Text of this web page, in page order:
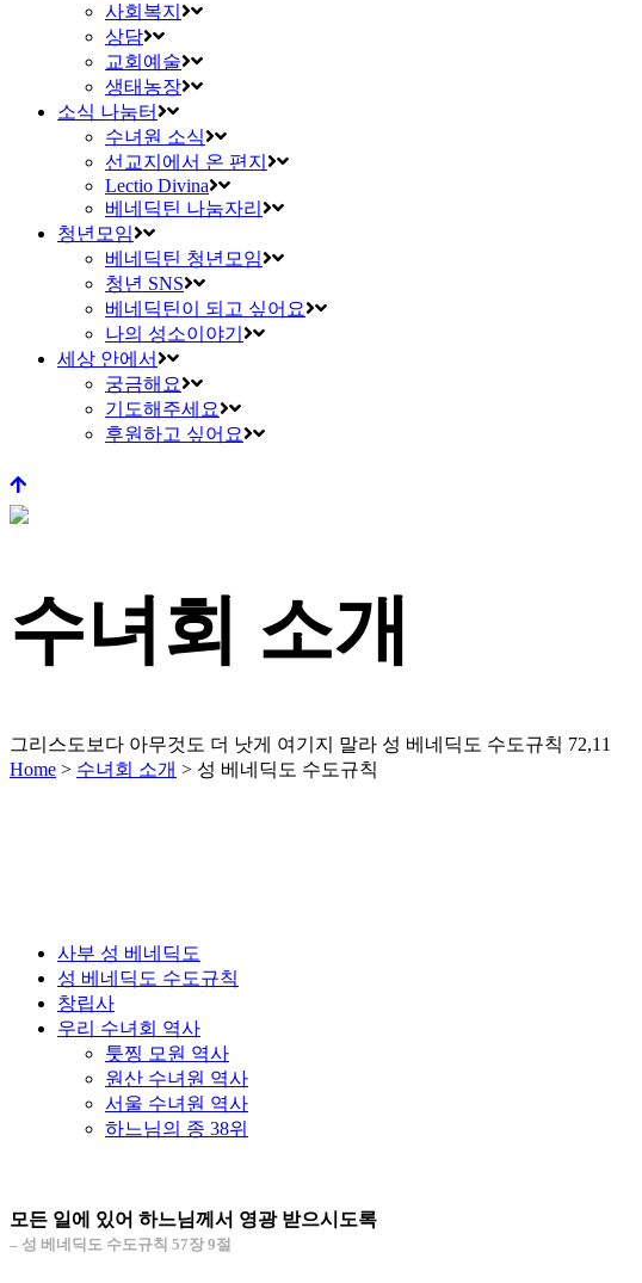
사회복지
상담
교회예술
생태농장
소식 나눔터
수녀원 소식
선교지에서 온 편지
Lectio Divina
베네딕틴 나눔자리
청년모임
베네딕틴 청년모임
청년 SNS
베네딕틴이 되고 싶어요
나의 성소이야기
세상 안에서
궁금해요
기도해주세요
후원하고 싶어요
수녀회 소개
그리스도보다 아무것도 더 낫게 여기지 말라 성 베네딕도 수도규칙 72,11
Home > 수녀회 소개 > 성 베네딕도 수도규칙
사부 성 베네딕도
성 베네딕도 수도규칙
창립사
우리 수녀회 역사
툿찡 모원 역사
원산 수녀원 역사
서울 수녀원 역사
하느님의 종 38위
모든 일에 있어 하느님께서 영광 받으시도록
– 성 베네딕도 수도규칙 57장 9절